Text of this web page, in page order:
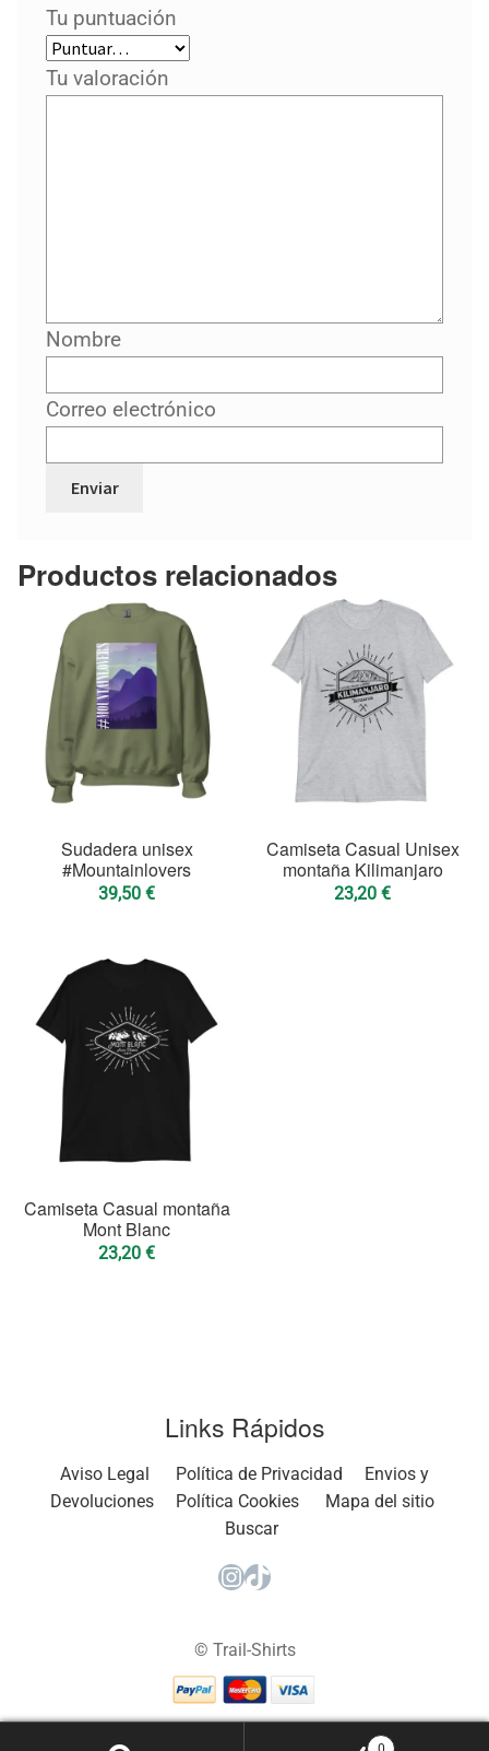
Tu puntuación
Tu valoración
Nombre
Correo electrónico
Productos relacionados
Sudadera unisex
#Mountainlovers
39,50 €
Camiseta Casual Unisex
montaña Kilimanjaro
23,20 €
Camiseta Casual montaña
Mont Blanc
23,20 €
Links Rápidos
Aviso Legal Política de Privacidad
Envios y
Devoluciones
Política Cookies
Mapa del sitio
Buscar
Instagram
TikTok
© Trail-Shirts